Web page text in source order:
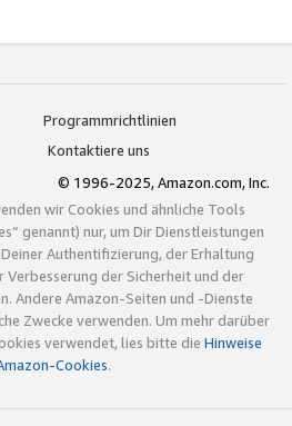
Programmrichtlinien
Kontaktiere uns
© 1996-2025, Amazon.com, Inc.
wir Cookies und ähnliche Tools
genannt) nur, um Dir Dienstleistungen
Authentifizierung, der Erhaltung
Verbesserung der Sicherheit und der
Andere Amazon-Seiten und -Dienste
Zwecke verwenden. Um mehr darüber
verwendet, lies bitte die Hinweise
Cookies.